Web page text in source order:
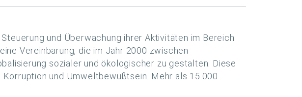
und Überwachung ihrer Aktivitäten im Bereich
Vereinbarung, die im Jahr 2000 zwischen
sozialer und ökologischer zu gestalten. Diese
und Umweltbewußtsein. Mehr als 15.000